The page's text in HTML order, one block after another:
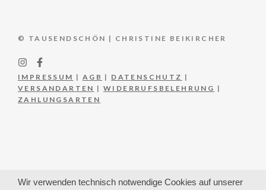
© TAUSENDSCHÖN | CHRISTINE BEIKIRCHER
IMPRESSUM | AGB | DATENSCHUTZ |
VERSANDARTEN |WIDERRUFSBELEHRUNG |
ZAHLUNGSARTEN
Wir verwenden technisch notwendige Cookies auf unserer